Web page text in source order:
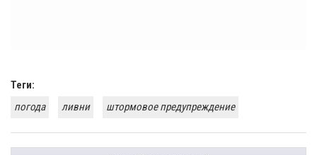
Теги:
погода
ливни штормовое предупреждение